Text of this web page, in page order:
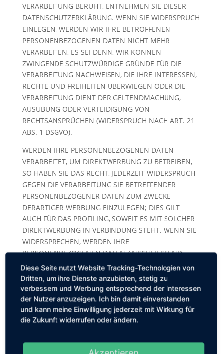
VERARBEITUNG BERUHT, ENTNEHMEN SIE DIESER
DATENSCHUTZERKLÄRUNG. WENN SIE WIDERSPRUCH
EINLEGEN, WERDEN WIR IHRE BETROFFENEN
PERSONENBEZOGENEN DATEN NICHT MEHR
VERARBEITEN, ES SEI DENN, WIR KÖNNEN
ZWINGENDE SCHUTZWÜRDIGE GRÜNDE FÜR DIE
VERARBEITUNG NACHWEISEN, DIE IHRE INTERESSEN,
RECHTE UND FREIHEITEN ÜBERWIEGEN ODER DIE
VERARBEITUNG DIENT DER GELTENDMACHUNG,
AUSÜBUNG ODER VERTEIDIGUNG VON
RECHTSANSPRÜCHEN (WIDERSPRUCH NACH ART. 21
ABS. 1 DSGVO).
WERDEN IHRE PERSONENBEZOGENEN DATEN
VERARBEITET, UM DIREKTWERBUNG ZU BETREIBEN,
SO HABEN SIE DAS RECHT, JEDERZEIT WIDERSPRUCH
GEGEN DIE VERARBEITUNG SIE BETREFFENDER
PERSONENBEZOGENER DATEN ZUM ZWECKE
DERARTIGER WERBUNG EINZULEGEN; DIES GILT
AUCH FÜR DAS PROFILING, SOWEIT ES MIT SOLCHER
DIREKTWERBUNG IN VERBINDUNG STEHT. WENN SIE
WIDERSPRECHEN, WERDEN IHRE
PERSONENBEZOGENEN DATEN ANSCHLIESSEND
NICHT MEHR ZUM ZWECKE DER DIREKTWERBUNG
VERWENDET (WIDERSPRUCH NACH ART. 21 ABS. 2
DSGVO).
Beschwerde­recht bei der
zuständigen Aufsichts­behörde
Betroffenen ein Beschwerderecht bei einer
Diese Seite nutzt Website Tracking-Technologien von
Dritten, um ihre Dienste anzubieten, stetig zu
verbessern und Werbung entsprechend der Interessen
der Nutzer anzuzeigen. Ich bin damit einverstanden
und kann meine Einwilligung jederzeit mit Wirkung für
die Zukunft widerrufen oder ändern.